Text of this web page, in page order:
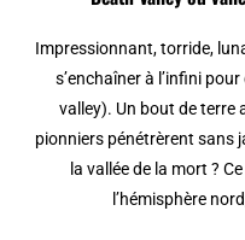
Impressionnant, torride,
s’enchaîner à l’infini
valley). Un bout de terre
pionniers pénétrèrent sans
la vallée de la mort ?
l’hémisphère